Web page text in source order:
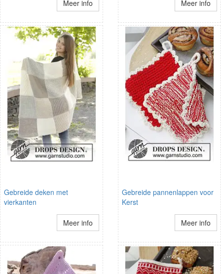
Meer info Meer info
Gebreide deken met
vierkanten
Meer info
Gebreide pannenlappen voor
Kerst
Meer info